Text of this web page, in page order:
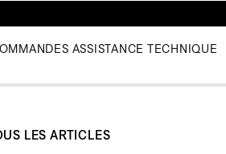
ASSISTANCE TECHNIQUE
LES ARTICLES